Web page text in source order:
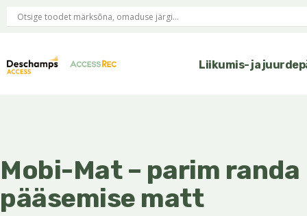
Skip
to
Liikumis- ja
Mobi-Mat – parim randa
pääsemise matt